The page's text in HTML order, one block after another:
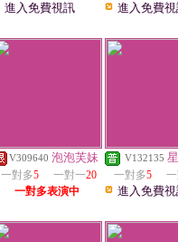
進入免費視訊 進入免費
V309640 泡泡芙妹
一對多5 一對一20
一對多表演中
V132135
一對多5
進入免費